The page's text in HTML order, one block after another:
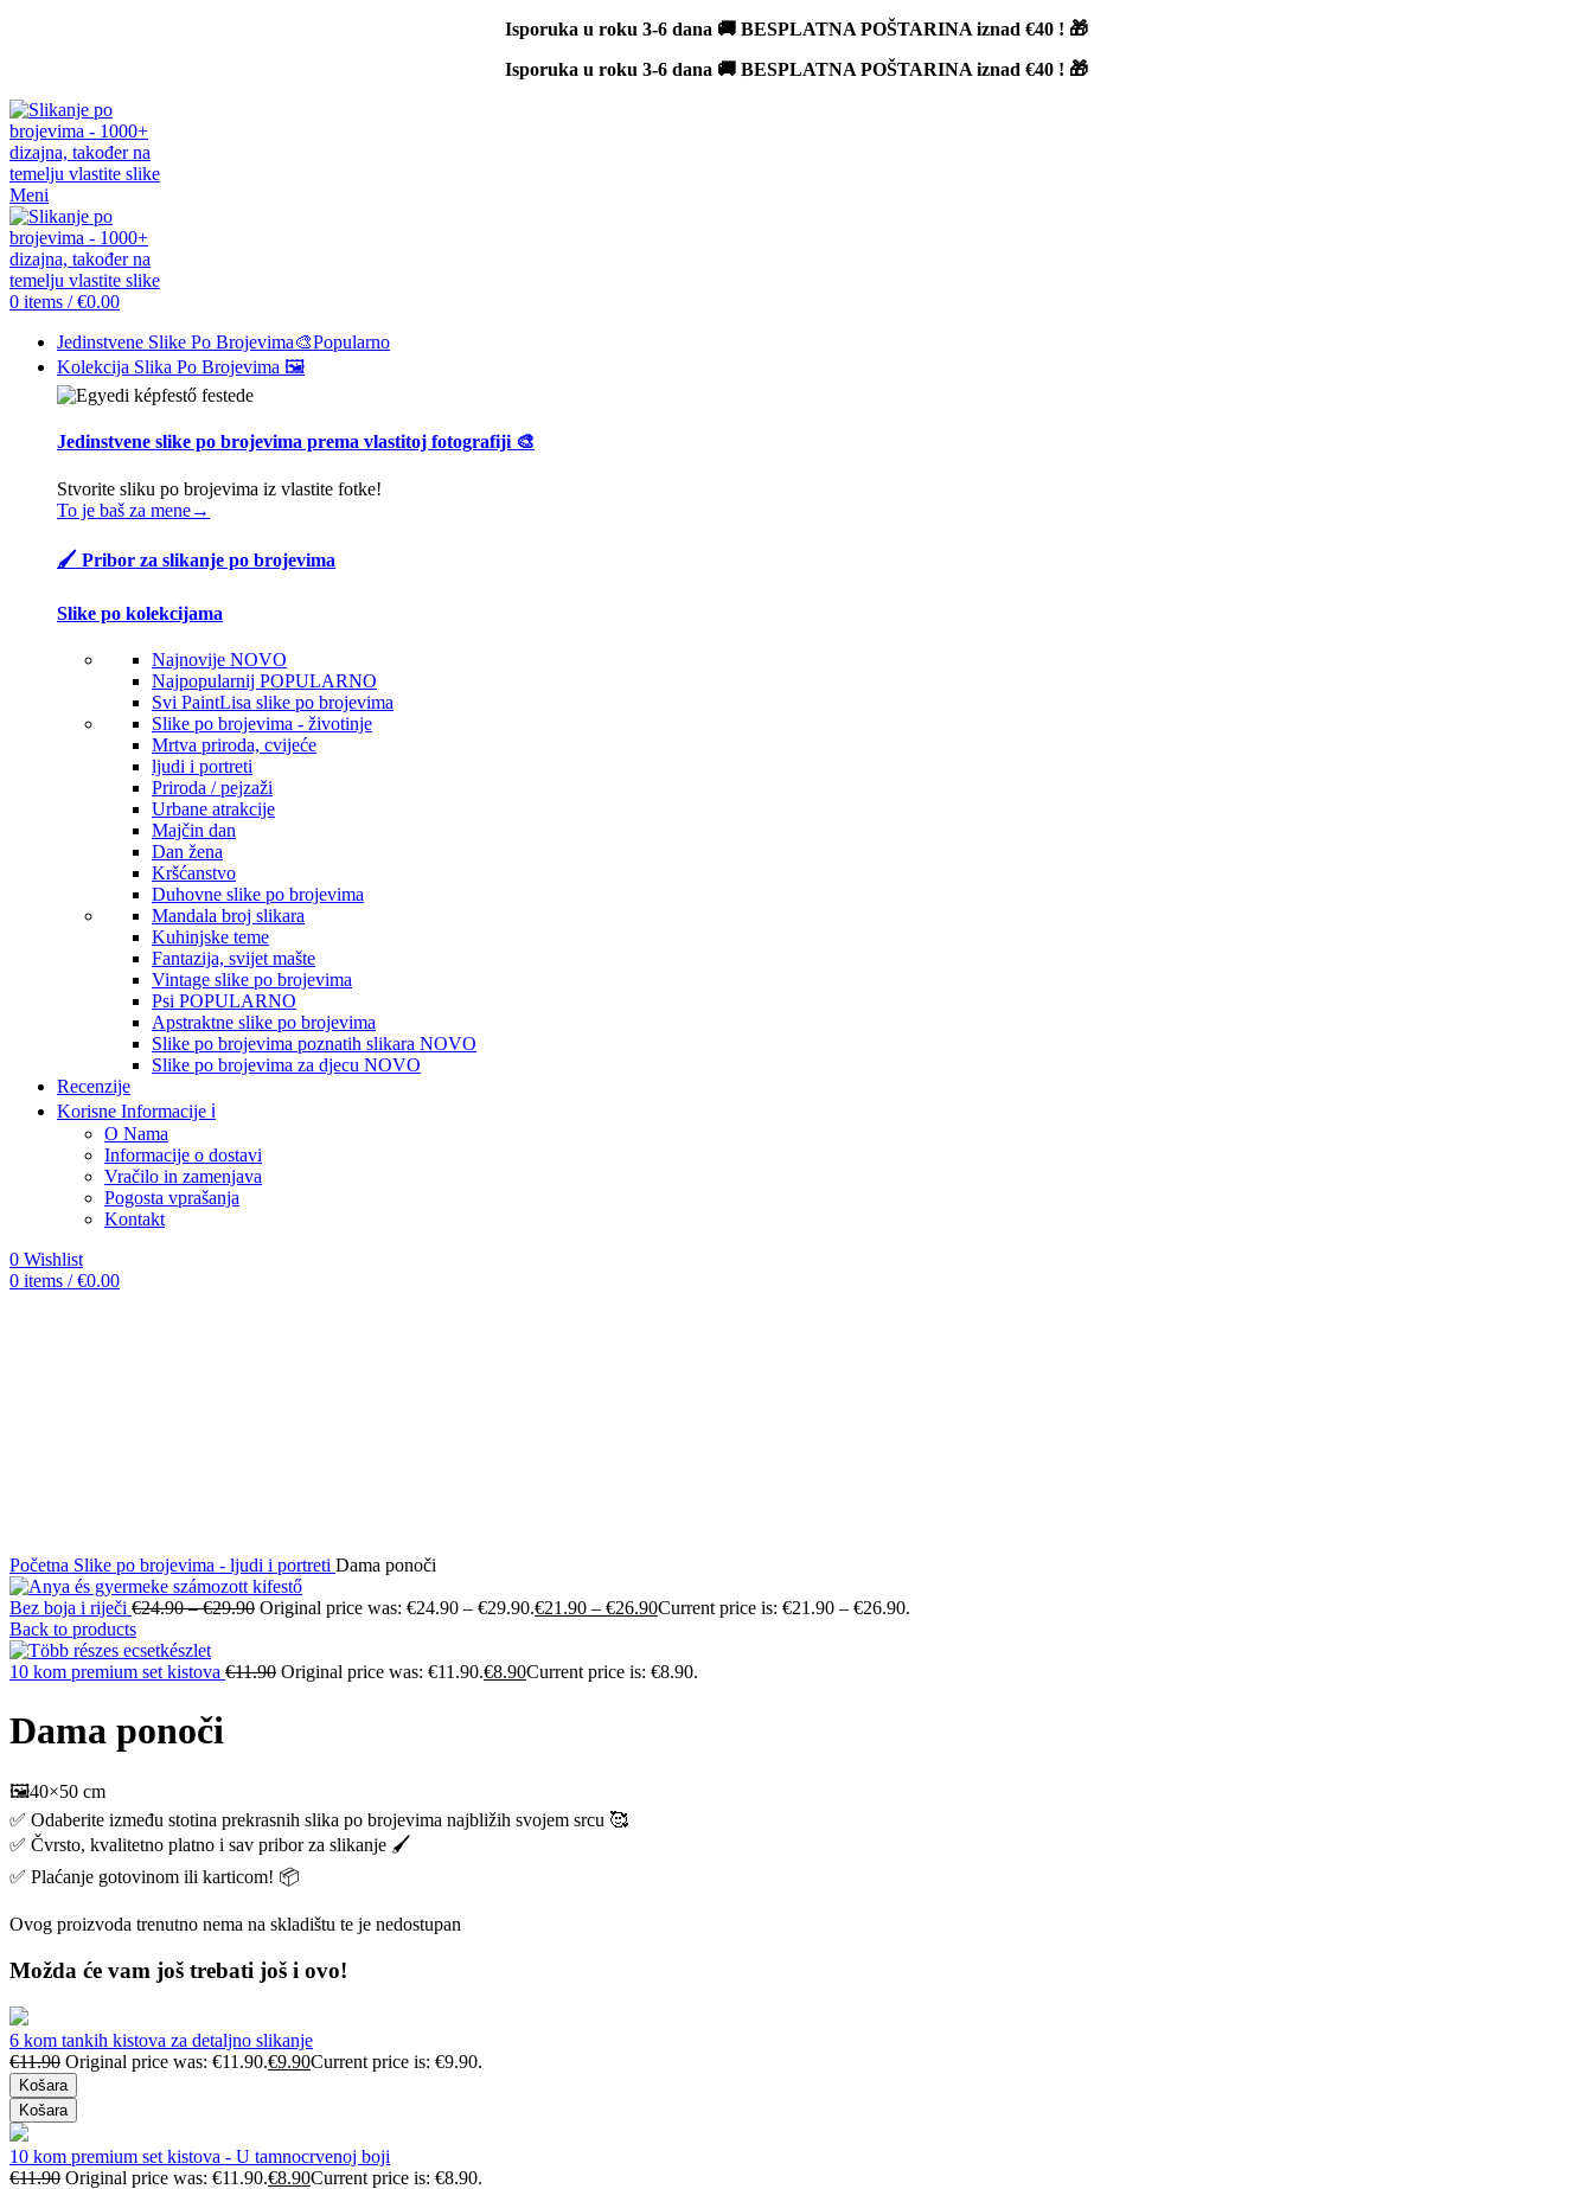
Isporuka u roku 3-6 dana 🚚 BESPLATNA POŠTARINA iznad €40 ! 🎁
Isporuka u roku 3-6 dana 🚚 BESPLATNA POŠTARINA iznad €40 ! 🎁
Meni
0 items / €0.00
Jedinstvene Slike Po Brojevima🎨Popularno
Kolekcija Slika Po Brojevima 🖼️
Jedinstvene slike po brojevima prema vlastitoj fotografiji 🎨
Stvorite sliku po brojevima iz vlastite fotke!
To je baš za mene→
🖌️ Pribor za slikanje po brojevima
Slike po kolekcijama
Najnovije NOVO
Najpopularnij POPULARNO
Svi PaintLisa slike po brojevima
Slike po brojevima - životinje
Mrtva priroda, cvijeće
ljudi i portreti
Priroda / pejzaži
Urbane atrakcije
Majčin dan
Dan žena
Kršćanstvo
Duhovne slike po brojevima
Mandala broj slikara
Kuhinjske teme
Fantazija, svijet mašte
Vintage slike po brojevima
Psi POPULARNO
Apstraktne slike po brojevima
Slike po brojevima poznatih slikara NOVO
Slike po brojevima za djecu NOVO
Recenzije
Korisne Informacije ℹ️
O Nama
Informacije o dostavi
Vračilo in zamenjava
Pogosta vprašanja
Kontakt
0 Wishlist
0 items / €0.00
Početna Slike po brojevima - ljudi i portreti Dama ponoči
Bez boja i riječi €24.90–€29.90 Original price was: €24.90 – €29.90.€21.90 – €26.90Current price is: €21.90 – €26.90.
Back to products
10 kom premium set kistova €11.90 Original price was: €11.90.€8.90Current price is: €8.90.
Dama ponoči
🖼️40×50 cm
✅ Odaberite između stotina prekrasnih slika po brojevima najbližih svojem srcu 🥰
✅ Čvrsto, kvalitetno platno i sav pribor za slikanje 🖌️
✅ Plaćanje gotovinom ili karticom! 📦
Ovog proizvoda trenutno nema na skladištu te je nedostupan
Možda će vam još trebati još i ovo!
6 kom tankih kistova za detaljno slikanje
€11.90 Original price was: €11.90.€9.90Current price is: €9.90.
Košara
Košara
10 kom premium set kistova - U tamnocrvenoj boji
€11.90 Original price was: €11.90.€8.90Current price is: €8.90.